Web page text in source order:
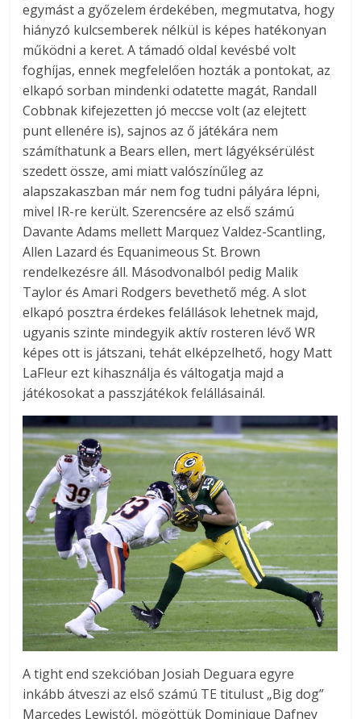
egymást a győzelem érdekében, megmutatva, hogy
hiányzó kulcsemberek nélkül is képes hatékonyan
működni a keret. A támadó oldal kevésbé volt
foghíjas, ennek megfelelően hozták a pontokat, az
elkapó sorban mindenki odatette magát, Randall
Cobbnak kifejezetten jó meccse volt (az elejtett
punt ellenére is), sajnos az ő játékára nem
számíthatunk a Bears ellen, mert lágyéksérülést
szedett össze, ami miatt valószínűleg az
alapszakaszban már nem fog tudni pályára lépni,
mivel IR-re került. Szerencsére az első számú
Davante Adams mellett Marquez Valdez-Scantling,
Allen Lazard és Equanimeous St. Brown
rendelkezésre áll. Másodvonalból pedig Malik
Taylor és Amari Rodgers bevethető még. A slot
elkapó posztra érdekes felállások lehetnek majd,
ugyanis szinte mindegyik aktív rosteren lévő WR
képes ott is játszani, tehát elképzelhető, hogy Matt
LaFleur ezt kihasználja és váltogatja majd a
játékosokat a passzjátékok felállásainál.
A tight end szekcióban Josiah Deguara egyre
inkább átveszi az első számú TE titulust „Big dog”
Marcedes Lewistól, mögöttük Dominique Dafney